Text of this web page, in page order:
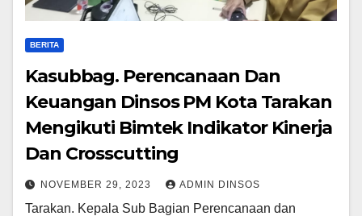
BERITA
Kasubbag. Perencanaan Dan
Keuangan Dinsos PM Kota Tarakan
Mengikuti Bimtek Indikator Kinerja
Dan Crosscutting
NOVEMBER 29, 2023 ADMIN DINSOS
Tarakan. Kepala Sub Bagian Perencanaan dan